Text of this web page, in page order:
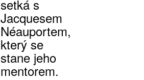
setká s
Jacquesem
Néauportem,
který se
stane jeho
mentorem.